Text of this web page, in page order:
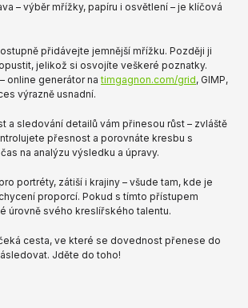
– výběr mřížky, papíru i osvětlení – je klíčová
přidávejte jemnější mřížku. Později ji
jelikož si osvojíte veškeré poznatky.
online generátor natimgagnon.com/grid, GIMP,
výrazně usnadní.
a sledování detailů vám přinesou růst – zvláště
přesnost a porovnáte kresbu s
na analýzu výsledku a úpravy.
portréty, zátiší i krajiny – všude tam, kde je
proporcí. Pokud s tímto přístupem
úrovně svého kreslířského talentu.
cesta, ve které se dovednost přenese do
Jděte do toho!